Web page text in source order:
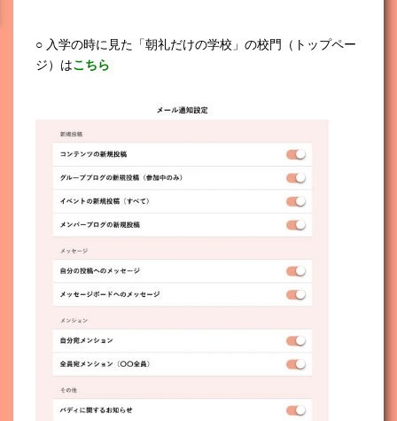
○ 入学の時に見た「朝礼だけの学校」の校門（トップペー
ジ）はこちら